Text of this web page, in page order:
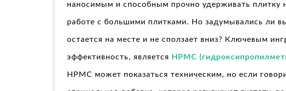
наносимым и способным прочно удерживать плитку
работе с большими плитками. Но задумывались ли
остается на месте и не сползает вниз? Ключевым
эффективность, является HPMC
HPMC может показаться техническим, но если